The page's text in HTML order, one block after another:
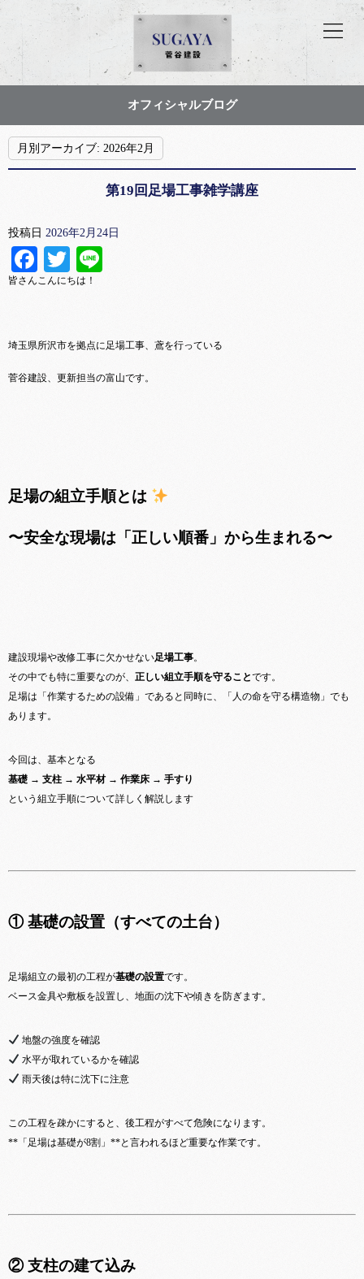
オフィシャルブログ
月別アーカイブ: 2026年2月
第19回足場工事雑学講座
投稿日 2026年2月24日
Facebook
Twitter
皆さんこんにちは！
埼玉県所沢市を拠点に足場工事、鳶を行っている
菅谷建設、更新担当の富山です。
足場の組立手順とは
〜安全な現場は「正しい順番」から生まれる〜
建設現場や改修工事に欠かせない足場工事。
その中でも特に重要なのが、 正しい組立手順を守ることです。
足場は「作業するための設備」であると同時に、「人の命を守る構造物」でも
あります。
今回は、基本となる
基礎 → 支柱 → 水平材 → 作業床 → 手すり
という組立手順について詳しく解説します
① 基礎の設置（すべての土台）
足場組立の最初の工程が基礎の設置です。
ベース金具や敷板を設置し、地面の沈下や傾きを防ぎます。
地盤の強度を確認
水平が取れているかを確認
雨天後は特に沈下に注意
この工程を疎かにすると、後工程がすべて危険になります。
**「足場は基礎が8割」**と言われるほど重要な作業です。
② 支柱の建て込み